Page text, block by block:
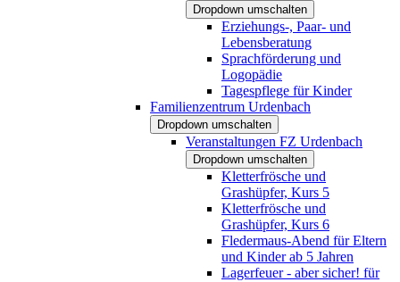
Dropdown umschalten
Erziehungs-, Paar- und
Lebensberatung
Sprachförderung und
Logopädie
Tagespflege für Kinder
Familienzentrum Urdenbach
Dropdown umschalten
Veranstaltungen FZ Urdenbach
Dropdown umschalten
Kletterfrösche und
Grashüpfer, Kurs 5
Kletterfrösche und
Grashüpfer, Kurs 6
Fledermaus-Abend für Eltern
und Kinder ab 5 Jahren
Lagerfeuer - aber sicher! für